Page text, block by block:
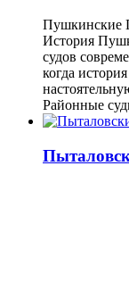
Пушкинские
История
судов
когда
Районные